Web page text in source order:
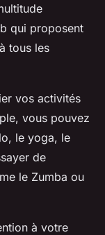
qui proposent
tous les
vos activités
vous pouvez
le yoga, le
de
le Zumba ou
à votre